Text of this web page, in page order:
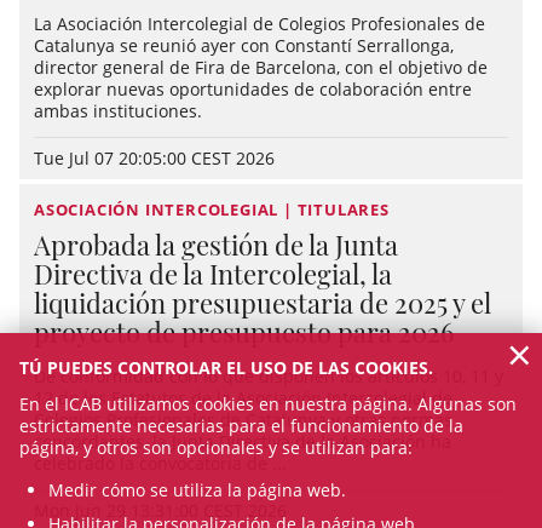
La Asociación Intercolegial de Colegios Profesionales de
Catalunya se reunió ayer con Constantí Serrallonga,
director general de Fira de Barcelona, con el objetivo de
explorar nuevas oportunidades de colaboración entre
ambas instituciones.
Tue Jul 07 20:05:00 CEST 2026
ASOCIACIÓN INTERCOLEGIAL | TITULARES
Aprobada la gestión de la Junta
Directiva de la Intercolegial, la
liquidación presupuestaria de 2025 y el
proyecto de presupuesto para 2026
De conformidad con lo que disponen los artículos 10, 11 y
12 de los Estatutos de la Asociación Intercolegial de
Colegios Profesionales de Catalunya y otras normas
concordantes, la Junta Directiva de la Asociación ha
celebrado la convocatoria de ...
TÚ PUEDES CONTROLAR EL USO DE LAS COOKIES.
En el ICAB utilizamos cookies en nuestra página. Algunas son
estrictamente necesarias para el funcionamiento de la
página, y otros son opcionales y se utilizan para:
Medir cómo se utiliza la página web.
×